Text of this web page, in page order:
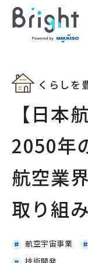
くらしを
【日本
2050年
航空業
取り組み
航空宇宙事業